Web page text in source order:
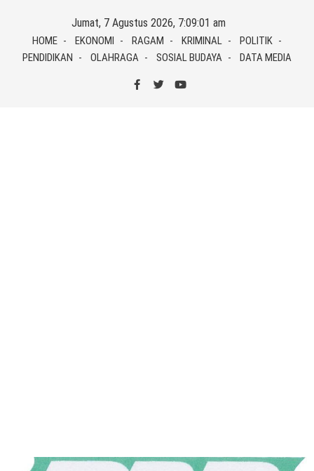
content
Jumat, 7 Agustus 2026, 7:09:01 am
HOME EKONOMI RAGAM KRIMINAL
POLITIK
PENDIDIKAN
OLAHRAGA SOSIAL BUDAYA DATA MEDIA